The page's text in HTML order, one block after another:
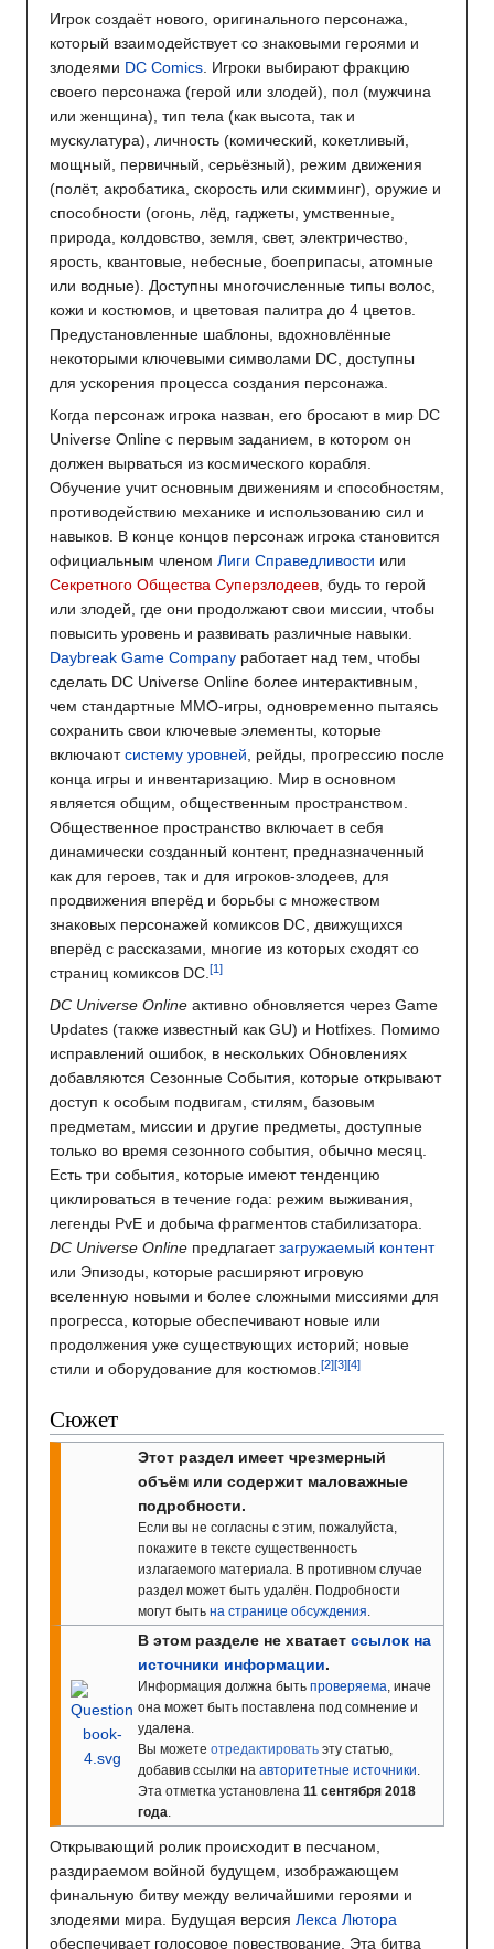
Игрок создаёт нового, оригинального персонажа,
который взаимодействует со знаковыми героями и
злодеями DC Comics. Игроки выбирают фракцию
своего персонажа (герой или злодей), пол (мужчина
или женщина), тип тела (как высота, так и
мускулатура), личность (комический, кокетливый,
мощный, первичный, серьёзный), режим движения
(полёт, акробатика, скорость или скимминг), оружие и
способности (огонь, лёд, гаджеты, умственные,
природа, колдовство, земля, свет, электричество,
ярость, квантовые, небесные, боеприпасы, атомные
или водные). Доступны многочисленные типы волос,
кожи и костюмов, и цветовая палитра до 4 цветов.
Предустановленные шаблоны, вдохновлённые
некоторыми ключевыми символами DC, доступны
для ускорения процесса создания персонажа.
Когда персонаж игрока назван, его бросают в мир DC
Universe Online с первым заданием, в котором он
должен вырваться из космического корабля.
Обучение учит основным движениям и способностям,
противодействию механике и использованию сил и
навыков. В конце концов персонаж игрока становится
официальным членом Лиги Справедливости или
Секретного Общества Суперзлодеев, будь то герой
или злодей, где они продолжают свои миссии, чтобы
повысить уровень и развивать различные навыки.
Daybreak Game Company работает над тем, чтобы
сделать DC Universe Online более интерактивным,
чем стандартные MMO-игры, одновременно пытаясь
сохранить свои ключевые элементы, которые
включаютсистему уровней, рейды, прогрессию после
конца игры и инвентаризацию. Мир в основном
является общим, общественным пространством.
Общественное пространство включает в себя
динамически созданный контент, предназначенный
как для героев, так и для игроков-злодеев, для
продвижения вперёд и борьбы с множеством
знаковых персонажей комиксов DC, движущихся
вперёд с рассказами, многие из которых сходят со
страниц комиксов DC.
DC Universe Online активно обновляется через Game
Updates (также известный как GU) и Hotfixes. Помимо
исправлений ошибок, в нескольких Обновлениях
добавляются Сезонные События, которые открывают
доступ к особым подвигам, стилям, базовым
предметам, миссии и другие предметы, доступные
только во время сезонного события, обычно месяц.
Есть три события, которые имеют тенденцию
циклироваться в течение года: режим выживания,
легенды PvE и добыча фрагментов стабилизатора.
DC Universe Online предлагаетзагружаемый контент
или Эпизоды, которые расширяют игровую
вселенную новыми и более сложными миссиями для
прогресса, которые обеспечивают новые или
продолжения уже существующих историй; новые
стили и оборудование для костюмов.
Сюжет
Этот раздел имеет чрезмерный
объём или содержит маловажные
подробности.
Если вы не согласны с этим, пожалуйста,
покажите в тексте существенность
излагаемого материала. В противном случае
раздел может быть удалён. Подробности
могут быть на странице обсуждения
В этом разделе не хватает ссылок на
источники информации.
Информация должна быть проверяема , иначе
она может быть поставлена под сомнение и
удалена.
Вы можете отредактировать эту статью,
добавив ссылки на авторитетные источники
Эта отметка установлена 11 сентября 2018
года
Открывающий ролик происходит в песчаном,
раздираемом войной будущем, изображающем
финальную битву между величайшими героями и
злодеями мира. Будущая версия Лекса Лютора
обеспечивает голосовое повествование. Эта битва